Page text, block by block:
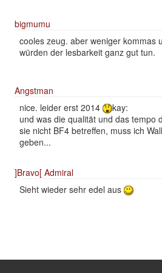
bigmumu
cooles zeug. aber weniger kommas
würden der lesbarkeit ganz gut tun.
Angstman
nice. leider erst 2014
kay:
und was die qualität und das tempo
sie nicht BF4 betreffen, muss ich
geben...
]Bravo[ Admiral
Sieht wieder sehr edel aus